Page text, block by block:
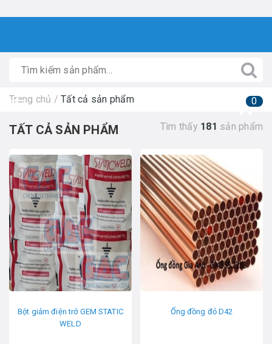
0
Trang chủ / Tất cả sản phẩm
TẤT CẢ SẢN PHẨM Tìm thấy 181 sản phẩm
Bột giảm điện trở GEM STATIC
WELD
Ống đồng đỏ D42